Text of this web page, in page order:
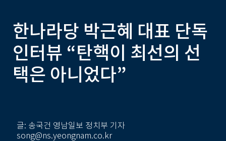
한나라당 박근혜 대표 단독
인터뷰 “탄핵이 최선의 선
택은 아니었다”
글: 송국건 영남일보 정치부 기자
song@ns.yeongnam.co.kr